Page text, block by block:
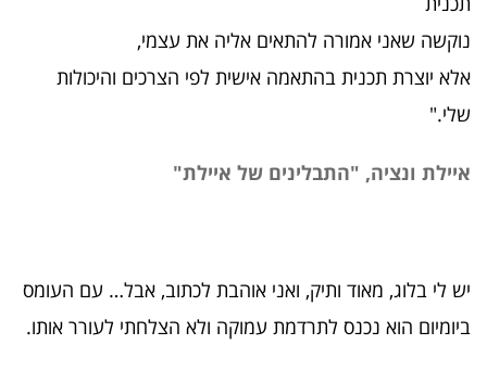
נוקשה שאני אמורה להתאים אליה את עצמי,
אלא יוצרת תכנית בהתאמה אישית לפי הצרכים והיכולות
שלי."
איילת ונציה, "התבלינים של איילת"
יש לי בלוג, מאוד ותיק, ואני אוהבת לכתוב, אבל… עם העומס
ביומיום הוא נכנס לתרדמת עמוקה ולא הצלחתי לעורר אותו.